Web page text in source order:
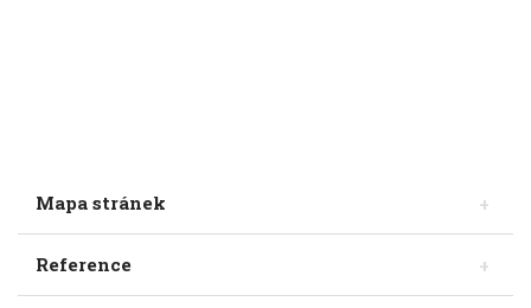
Mapa stránek
Reference